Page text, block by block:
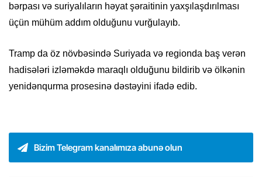
bərpası və suriyalıların həyat şəraitinin yaxşılaşdırılması
üçün mühüm addım olduğunu vurğulayıb.
Tramp da öz növbəsində Suriyada və regionda baş verən
hadisələri izləməkdə maraqlı olduğunu bildirib və ölkənin
yenidənqurma prosesinə dəstəyini ifadə edib.
Bizim Telegram kanalımıza abunə olun